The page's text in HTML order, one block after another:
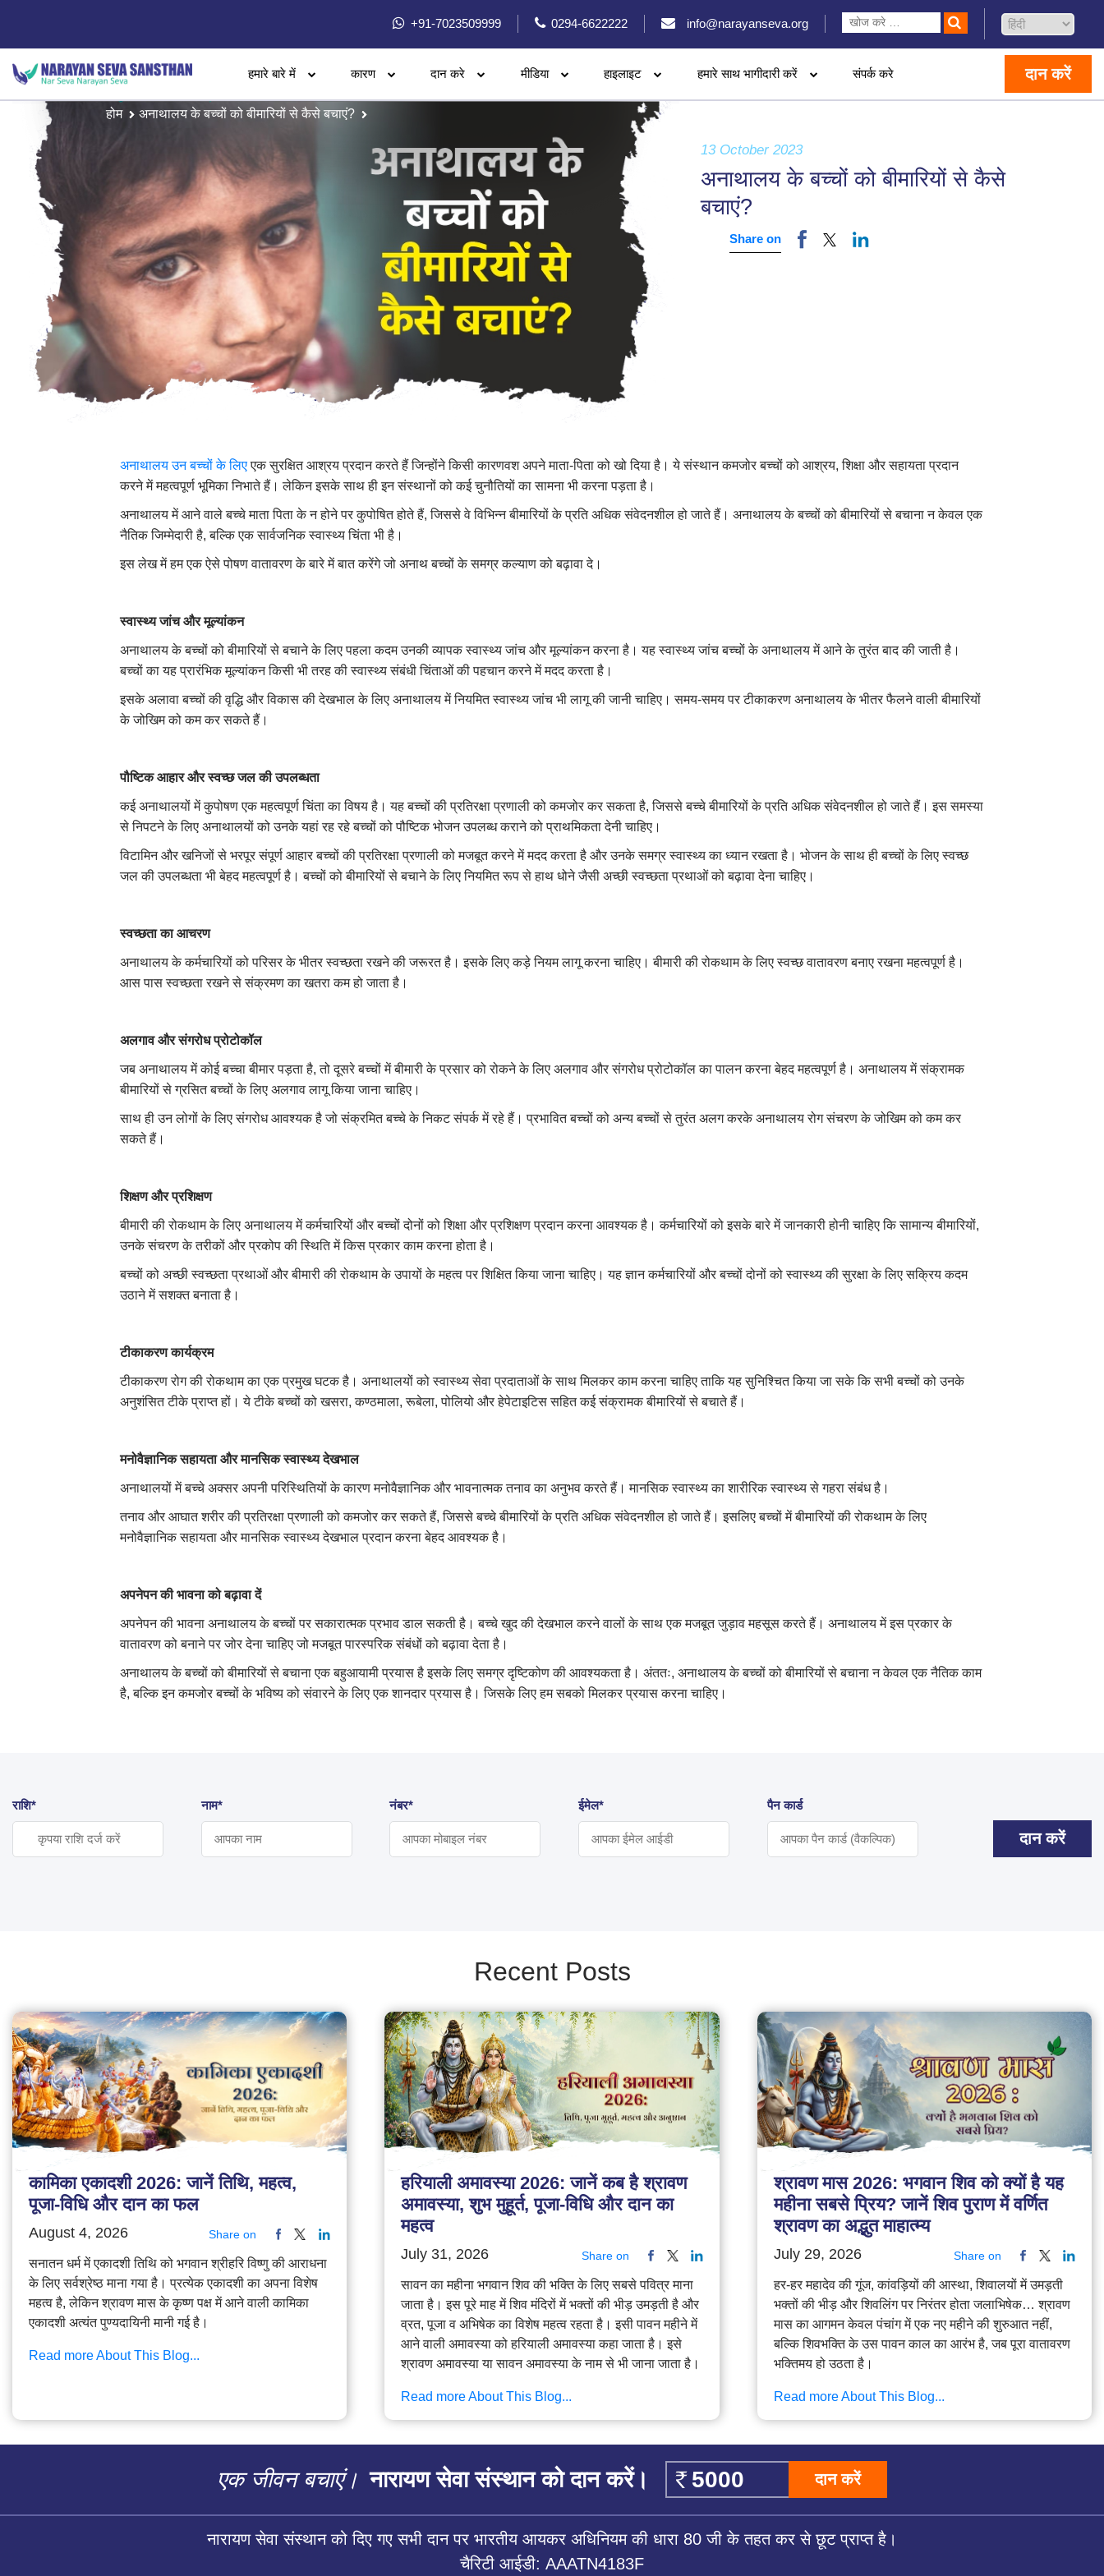
+91-7023509999 0294-6622222 info@narayanseva.org
हमारे बारे में कारण दान करे मीडिया हाइलाइट हमारे साथ भागीदारी करें संपर्क करे दान करें
होम अनाथालय के बच्चों को बीमारियों से कैसे बचाएं?
13 October 2023
अनाथालय के बच्चों को बीमारियों से कैसे
बचाएं?
Share on
अनाथालय उन बच्चों के लिएएक सुरक्षित आश्रय प्रदान करते हैं जिन्होंने किसी कारणवश अपने माता-पिता को खो दिया है। ये संस्थान कमजोर बच्चों को आश्रय, शिक्षा और सहायता प्रदान
करने में महत्वपूर्ण भूमिका निभाते हैं। लेकिन इसके साथ ही इन संस्थानों को कई चुनौतियों का सामना भी करना पड़ता है।
अनाथालय में आने वाले बच्चे माता पिता के न होने पर कुपोषित होते हैं, जिससे वे विभिन्न बीमारियों के प्रति अधिक संवेदनशील हो जाते हैं। अनाथालय के बच्चों को बीमारियों से बचाना न केवल एक
नैतिक जिम्मेदारी है, बल्कि एक सार्वजनिक स्वास्थ्य चिंता भी है।
इस लेख में हम एक ऐसे पोषण वातावरण के बारे में बात करेंगे जो अनाथ बच्चों के समग्र कल्याण को बढ़ावा दे।
स्वास्थ्य जांच और मूल्यांकन
अनाथालय के बच्चों को बीमारियों से बचाने के लिए पहला कदम उनकी व्यापक स्वास्थ्य जांच और मूल्यांकन करना है। यह स्वास्थ्य जांच बच्चों के अनाथालय में आने के तुरंत बाद की जाती है।
बच्चों का यह प्रारंभिक मूल्यांकन किसी भी तरह की स्वास्थ्य संबंधी चिंताओं की पहचान करने में मदद करता है।
इसके अलावा बच्चों की वृद्धि और विकास की देखभाल के लिए अनाथालय में नियमित स्वास्थ्य जांच भी लागू की जानी चाहिए। समय-समय पर टीकाकरण अनाथालय के भीतर फैलने वाली बीमारियों
के जोखिम को कम कर सकते हैं।
पौष्टिक आहार और स्वच्छ जल की उपलब्धता
कई अनाथालयों में कुपोषण एक महत्वपूर्ण चिंता का विषय है। यह बच्चों की प्रतिरक्षा प्रणाली को कमजोर कर सकता है, जिससे बच्चे बीमारियों के प्रति अधिक संवेदनशील हो जाते हैं। इस समस्या
से निपटने के लिए अनाथालयों को उनके यहां रह रहे बच्चों को पौष्टिक भोजन उपलब्ध कराने को प्राथमिकता देनी चाहिए।
विटामिन और खनिजों से भरपूर संपूर्ण आहार बच्चों की प्रतिरक्षा प्रणाली को मजबूत करने में मदद करता है और उनके समग्र स्वास्थ्य का ध्यान रखता है। भोजन के साथ ही बच्चों के लिए स्वच्छ
जल की उपलब्धता भी बेहद महत्वपूर्ण है। बच्चों को बीमारियों से बचाने के लिए नियमित रूप से हाथ धोने जैसी अच्छी स्वच्छता प्रथाओं को बढ़ावा देना चाहिए।
स्वच्छता का आचरण
अनाथालय के कर्मचारियों को परिसर के भीतर स्वच्छता रखने की जरूरत है। इसके लिए कड़े नियम लागू करना चाहिए। बीमारी की रोकथाम के लिए स्वच्छ वातावरण बनाए रखना महत्वपूर्ण है।
आस पास स्वच्छता रखने से संक्रमण का खतरा कम हो जाता है।
अलगाव और संगरोध प्रोटोकॉल
जब अनाथालय में कोई बच्चा बीमार पड़ता है, तो दूसरे बच्चों में बीमारी के प्रसार को रोकने के लिए अलगाव और संगरोध प्रोटोकॉल का पालन करना बेहद महत्वपूर्ण है। अनाथालय में संक्रामक
बीमारियों से ग्रसित बच्चों के लिए अलगाव लागू किया जाना चाहिए।
साथ ही उन लोगों के लिए संगरोध आवश्यक है जो संक्रमित बच्चे के निकट संपर्क में रहे हैं। प्रभावित बच्चों को अन्य बच्चों से तुरंत अलग करके अनाथालय रोग संचरण के जोखिम को कम कर
सकते हैं।
शिक्षण और प्रशिक्षण
बीमारी की रोकथाम के लिए अनाथालय में कर्मचारियों और बच्चों दोनों को शिक्षा और प्रशिक्षण प्रदान करना आवश्यक है। कर्मचारियों को इसके बारे में जानकारी होनी चाहिए कि सामान्य बीमारियों,
उनके संचरण के तरीकों और प्रकोप की स्थिति में किस प्रकार काम करना होता है।
बच्चों को अच्छी स्वच्छता प्रथाओं और बीमारी की रोकथाम के उपायों के महत्व पर शिक्षित किया जाना चाहिए। यह ज्ञान कर्मचारियों और बच्चों दोनों को स्वास्थ्य की सुरक्षा के लिए सक्रिय कदम
उठाने में सशक्त बनाता है।
टीकाकरण कार्यक्रम
टीकाकरण रोग की रोकथाम का एक प्रमुख घटक है। अनाथालयों को स्वास्थ्य सेवा प्रदाताओं के साथ मिलकर काम करना चाहिए ताकि यह सुनिश्चित किया जा सके कि सभी बच्चों को उनके
अनुशंसित टीके प्राप्त हों। ये टीके बच्चों को खसरा, कण्ठमाला, रूबेला, पोलियो और हेपेटाइटिस सहित कई संक्रामक बीमारियों से बचाते हैं।
मनोवैज्ञानिक सहायता और मानसिक स्वास्थ्य देखभाल
अनाथालयों में बच्चे अक्सर अपनी परिस्थितियों के कारण मनोवैज्ञानिक और भावनात्मक तनाव का अनुभव करते हैं। मानसिक स्वास्थ्य का शारीरिक स्वास्थ्य से गहरा संबंध है।
तनाव और आघात शरीर की प्रतिरक्षा प्रणाली को कमजोर कर सकते हैं, जिससे बच्चे बीमारियों के प्रति अधिक संवेदनशील हो जाते हैं। इसलिए बच्चों में बीमारियों की रोकथाम के लिए
मनोवैज्ञानिक सहायता और मानसिक स्वास्थ्य देखभाल प्रदान करना बेहद आवश्यक है।
अपनेपन की भावना को बढ़ावा दें
अपनेपन की भावना अनाथालय के बच्चों पर सकारात्मक प्रभाव डाल सकती है। बच्चे खुद की देखभाल करने वालों के साथ एक मजबूत जुड़ाव महसूस करते हैं। अनाथालय में इस प्रकार के
वातावरण को बनाने पर जोर देना चाहिए जो मजबूत पारस्परिक संबंधों को बढ़ावा देता है।
अनाथालय के बच्चों को बीमारियों से बचाना एक बहुआयामी प्रयास है इसके लिए समग्र दृष्टिकोण की आवश्यकता है। अंततः, अनाथालय के बच्चों को बीमारियों से बचाना न केवल एक नैतिक काम
है, बल्कि इन कमजोर बच्चों के भविष्य को संवारने के लिए एक शानदार प्रयास है। जिसके लिए हम सबको मिलकर प्रयास करना चाहिए।
राशि* नाम* नंबर* ईमेल* पैन कार्ड
दान करें
Recent Posts
कामिका एकादशी 2026: जानें तिथि, महत्व,
पूजा-विधि और दान का फल
August 4, 2026 Share on
सनातन धर्म में एकादशी तिथि को भगवान श्रीहरि विष्णु की आराधना
के लिए सर्वश्रेष्ठ माना गया है। प्रत्येक एकादशी का अपना विशेष
महत्व है, लेकिन श्रावण मास के कृष्ण पक्ष में आने वाली कामिका
एकादशी अत्यंत पुण्यदायिनी मानी गई है।
Read more About This Blog...
हरियाली अमावस्या 2026: जानें कब है श्रावण
अमावस्या, शुभ मुहूर्त, पूजा-विधि और दान का
महत्व
July 31, 2026 Share on
सावन का महीना भगवान शिव की भक्ति के लिए सबसे पवित्र माना
जाता है। इस पूरे माह में शिव मंदिरों में भक्तों की भीड़ उमड़ती है और
व्रत, पूजा व अभिषेक का विशेष महत्व रहता है। इसी पावन महीने में
आने वाली अमावस्या को हरियाली अमावस्या कहा जाता है। इसे
श्रावण अमावस्या या सावन अमावस्या के नाम से भी जाना जाता है।
Read more About This Blog...
श्रावण मास 2026: भगवान शिव को क्यों है यह
महीना सबसे प्रिय? जानें शिव पुराण में वर्णित
श्रावण का अद्भुत माहात्म्य
July 29, 2026 Share on
हर-हर महादेव की गूंज, कांवड़ियों की आस्था, शिवालयों में उमड़ती
भक्तों की भीड़ और शिवलिंग पर निरंतर होता जलाभिषेक… श्रावण
मास का आगमन केवल पंचांग में एक नए महीने की शुरुआत नहीं,
बल्कि शिवभक्ति के उस पावन काल का आरंभ है, जब पूरा वातावरण
भक्तिमय हो उठता है।
Read more About This Blog...
एक जीवन बचाएं। नारायण सेवा संस्थान को दान करें। दान करें
नारायण सेवा संस्थान को दिए गए सभी दान पर भारतीय आयकर अधिनियम की धारा 80 जी के तहत कर से छूट प्राप्त है।
चैरिटी आईडी: AAATN4183F